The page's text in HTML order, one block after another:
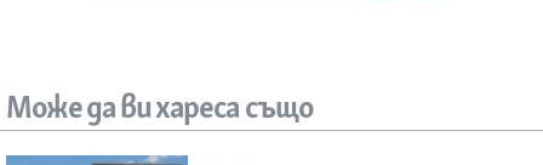
Може да ви хареса също